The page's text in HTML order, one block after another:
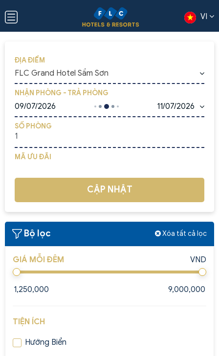
VI
ĐỊA ĐIỂM
FLC Grand Hotel Sầm Sơn
NHẬN PHÒNG - TRẢ PHÒNG
09/07/2026 11/07/2026
SỐ PHÒNG
MÃ ƯU ĐÃI
CẬP NHẬT
Bộ lọc Xóa tất cả lọc
GIÁ MỖI ĐÊM VND
TIỆN ÍCH
Hướng Biển